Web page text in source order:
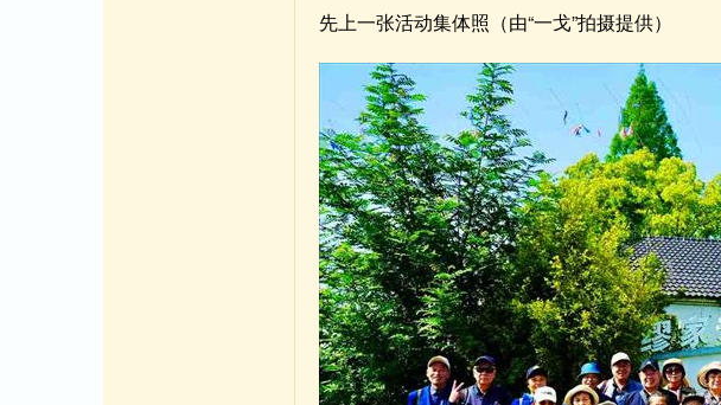
先上一张活动集体照（由“一戈”拍摄提供）